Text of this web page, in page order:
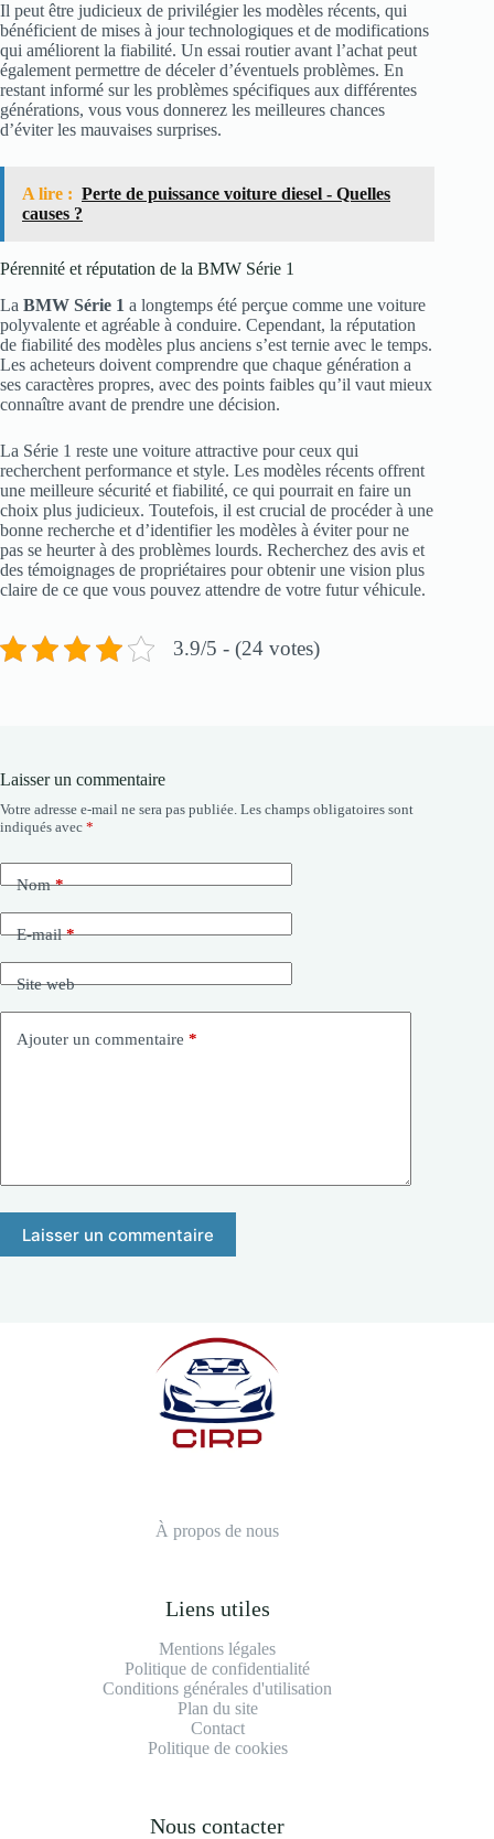
Il peut être judicieux de privilégier les modèles récents, qui
bénéficient de mises à jour technologiques et de modifications
qui améliorent la fiabilité. Un essai routier avant l’achat peut
également permettre de déceler d’éventuels problèmes. En
restant informé sur les problèmes spécifiques aux différentes
générations, vous vous donnerez les meilleures chances
d’éviter les mauvaises surprises.
A lire : Perte de puissance voiture diesel - Quelles
causes ?
Pérennité et réputation de la BMW Série 1
La BMW Série 1 a longtemps été perçue comme une voiture
polyvalente et agréable à conduire. Cependant, la réputation
de fiabilité des modèles plus anciens s’est ternie avec le temps.
Les acheteurs doivent comprendre que chaque génération a
ses caractères propres, avec des points faibles qu’il vaut mieux
connaître avant de prendre une décision.
La Série 1 reste une voiture attractive pour ceux qui
recherchent performance et style. Les modèles récents offrent
une meilleure sécurité et fiabilité, ce qui pourrait en faire un
choix plus judicieux. Toutefois, il est crucial de procéder à une
bonne recherche et d’identifier les modèles à éviter pour ne
pas se heurter à des problèmes lourds. Recherchez des avis et
des témoignages de propriétaires pour obtenir une vision plus
claire de ce que vous pouvez attendre de votre futur véhicule.
3.9/5 - (24 votes)
Laisser un commentaire
Votre adresse e-mail ne sera pas publiée. Les champs obligatoires sont
indiqués avec *
Nom*
E-mail*
Site web
Ajouter un commentaire *
Laisser un commentaire
À propos de nous
Liens utiles
Mentions légales
Politique de confidentialité
Conditions générales d'utilisation
Plan du site
Contact
Politique de cookies
Nous contacter